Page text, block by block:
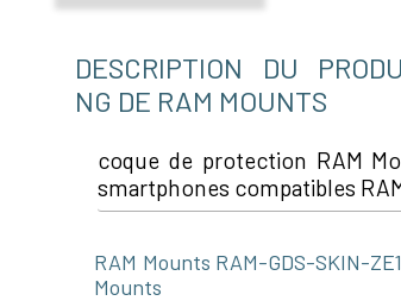
DESCRIPTION DU
NG DE RAM MOUNTS
coque de protection RAM
smartphones compatibles
RAM Mounts RAM-GDS-SKIN-
Mounts